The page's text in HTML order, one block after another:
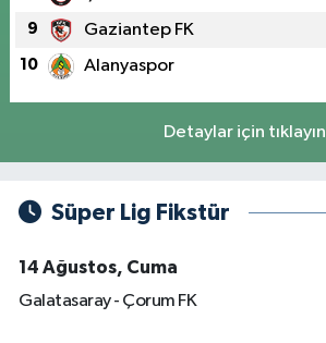
9 Gaziantep FK
10 Alanyaspor
Detaylar için tıklayın
Süper Lig Fikstür
14 Ağustos, Cuma
Galatasaray - Çorum FK